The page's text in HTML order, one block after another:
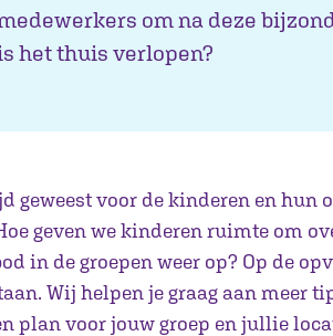
om na deze
het thuis verlopen?
geweest voor de kinderen en hun
geven we kinderen ruimte om
in de groepen weer op? Op de
Wij helpen je graag aan meer
plan voor jouw groep en jullie